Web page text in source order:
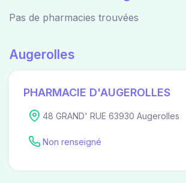
Pas de pharmacies trouvées
Augerolles
PHARMACIE D'AUGEROLLES
48 GRAND' RUE 63930 Augerolles
Non renseigné